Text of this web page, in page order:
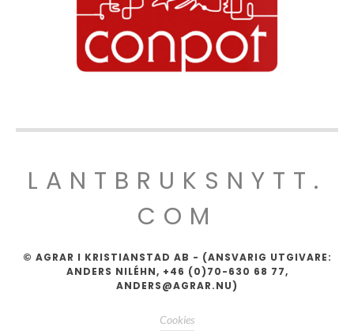
LANTBRUKSNYTT.
COM
© AGRAR I KRISTIANSTAD AB - (ANSVARIG UTGIVARE:
ANDERS NILÉHN, +46 (0)70-630 68 77,
ANDERS@AGRAR.NU)
Cookies